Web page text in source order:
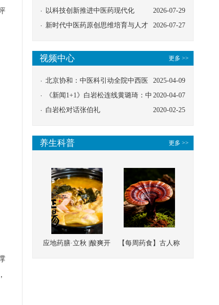
2026-07-29
以科技创新推进中医药现代化
2026-07-27
新时代中医药原创思维培育与人才
更多 >>
视频中心
2025-04-09
北京协和：中医科引动全院中西医
协同
2020-04-07
《新闻1+1》白岩松连线黄璐琦：中
医救治的临床效果
2020-02-25
白岩松对话张伯礼
更多 >>
养生科普
应地药膳·立秋 |酸爽开
【每周药食】古人称